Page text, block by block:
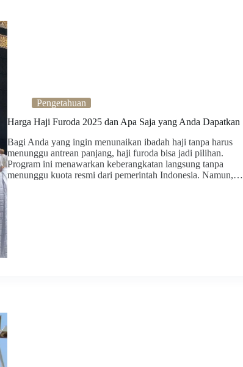
Pengetahuan
Harga Haji Furoda 2025 dan Apa Saja yang Anda Dapatkan
Bagi Anda yang ingin menunaikan ibadah haji tanpa harus
menunggu antrean panjang, haji furoda bisa jadi pilihan.
Program ini menawarkan keberangkatan langsung tanpa
menunggu kuota resmi dari pemerintah Indonesia. Namun,…